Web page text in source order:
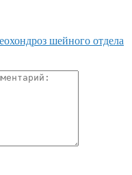
шейного отдела